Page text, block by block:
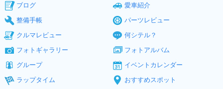
ブログ
愛車紹介
整備手帳
パーツレビュー
クルマレビュー
何シテル？
フォトギャラリー
フォトアルバム
グループ
イベントカレンダー
ラップタイム
おすすめスポット